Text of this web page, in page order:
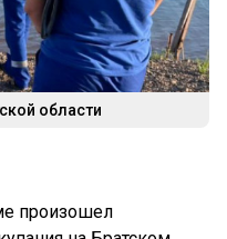
области
произошел